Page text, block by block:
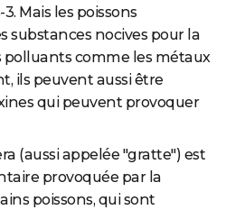
Mais les poissons
substances nocives pour la
comme les métaux
ils peuvent aussi être
qui peuvent provoquer
(aussi appelée "gratte") est
provoquée par la
poissons, qui sont